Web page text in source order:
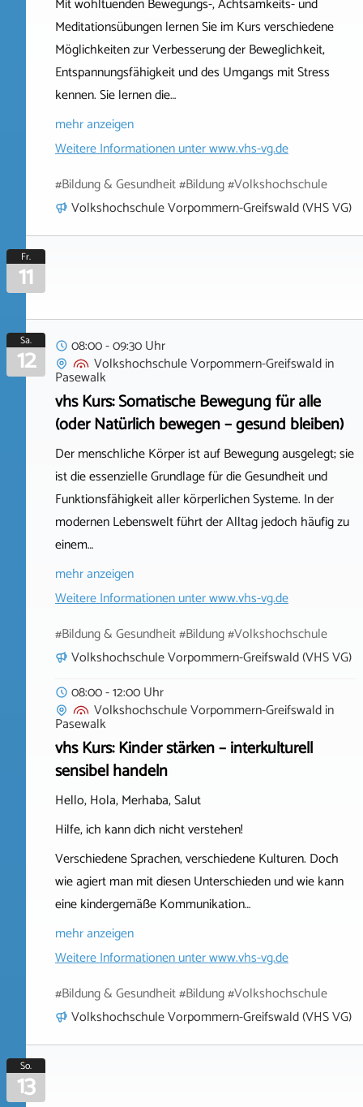
Mit wohltuenden Bewegungs-, Achtsamkeits- und
Meditationsübungen lernen Sie im Kurs verschiedene
Möglichkeiten zur Verbesserung der Beweglichkeit,
Entspannungsfähigkeit und des Umgangs mit Stress
kennen. Sie lernen die…
mehr anzeigen
Weitere Informationen unterwww.vhs-vg.de
#Bildung & Gesundheit #Bildung #Volkshochschule
Volkshochschule Vorpommern-Greifswald (VHS VG)
Fr.
11
Sa.
12
08:00 - 09:30 Uhr
Volkshochschule Vorpommern-Greifswaldin
Pasewalk
vhs Kurs: Somatische Bewegung für alle
(oder Natürlich bewegen – gesund bleiben)
Der menschliche Körper ist auf Bewegung ausgelegt; sie
ist die essenzielle Grundlage für die Gesundheit und
Funktionsfähigkeit aller körperlichen Systeme. In der
modernen Lebenswelt führt der Alltag jedoch häufig zu
einem…
mehr anzeigen
Weitere Informationen unterwww.vhs-vg.de
#Bildung & Gesundheit #Bildung #Volkshochschule
Volkshochschule Vorpommern-Greifswald (VHS VG)
08:00 - 12:00 Uhr
Volkshochschule Vorpommern-Greifswaldin
Pasewalk
vhs Kurs: Kinder stärken – interkulturell
sensibel handeln
Hello, Hola, Merhaba, Salut
Hilfe, ich kann dich nicht verstehen!
Verschiedene Sprachen, verschiedene Kulturen. Doch
wie agiert man mit diesen Unterschieden und wie kann
eine kindergemäße Kommunikation…
mehr anzeigen
Weitere Informationen unterwww.vhs-vg.de
#Bildung & Gesundheit #Bildung #Volkshochschule
Volkshochschule Vorpommern-Greifswald (VHS VG)
So.
13